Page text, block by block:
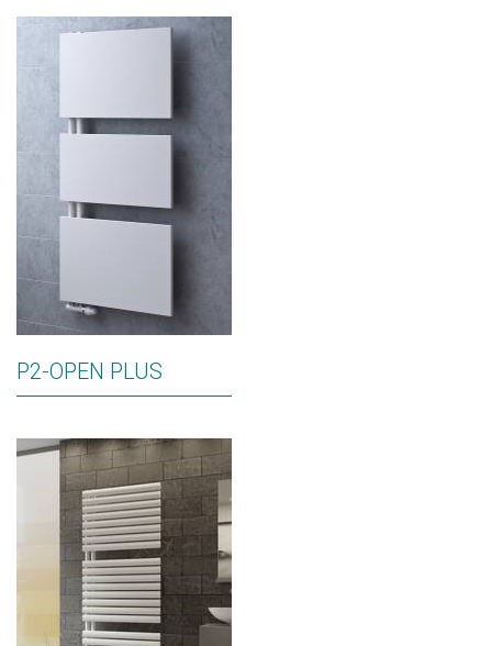
P2-OPEN PLUS